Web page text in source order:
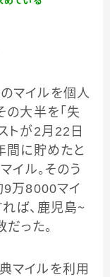
マイルを個人
の大半を「失
トが2月22日
間に貯めたと
イル。そのう
万8000マイ
ば、鹿児島～
った。
マイルを利用